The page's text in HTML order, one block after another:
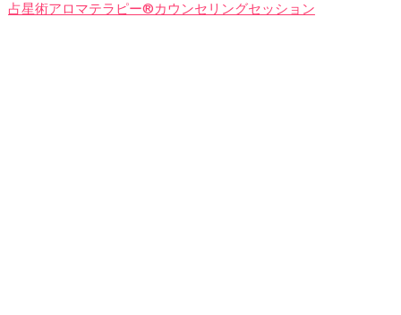
占星術アロマテラピー®カウンセリングセッション